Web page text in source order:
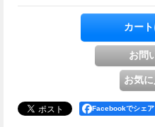
Facebookでシェア